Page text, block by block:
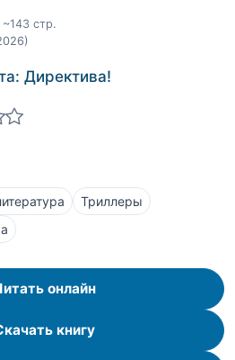
стр.
Директива!
Триллеры
онлайн
книгу